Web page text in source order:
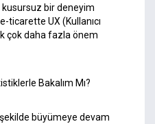
kusursuz bir deneyim
ticarette UX (Kullanıcı
çok daha fazla önem
Bakalım Mı?
büyümeye devam